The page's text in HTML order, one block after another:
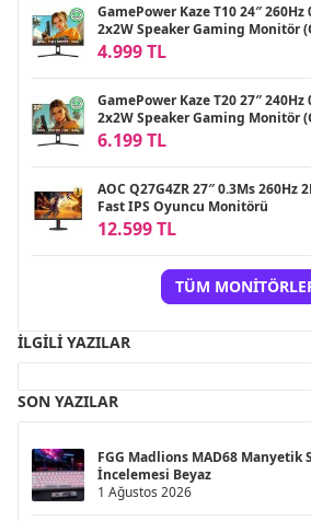
GamePower Kaze T10 24″ 260Hz
2x2W Speaker Gaming Monitör
Değişim)
4.999 TL
GamePower Kaze T20 27″ 240Hz
2x2W Speaker Gaming Monitör
Değişim)
6.199 TL
AOC Q27G4ZR 27″ 0.3Ms 260Hz
Fast IPS Oyuncu Monitörü
12.599 TL
TÜM
İLGILI YAZILAR
SON YAZILAR
FGG Madlions MAD68 Manyetik
İncelemesi Beyaz
1 Ağustos 2026